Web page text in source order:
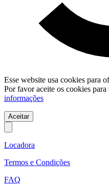
Esse website usa cookies para
Por favor aceite os cookies
informações
Aceitar
Locadora
Termos e Condições
FAQ